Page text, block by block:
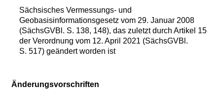
Sächsisches Vermessungs- und
Geobasisinformationsgesetz vom 29. Januar 2008
(SächsGVBl. S. 138, 148), das zuletzt durch Artikel 15
der Verordnung vom 12. April 2021 (SächsGVBl.
S. 517) geändert worden ist
Änderungsvorschriften